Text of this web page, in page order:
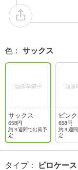
色 ： サックス
サックス
658円
約３週間で出荷予
定
ピンク
658円
約３週
定
タイプ： ピロケース